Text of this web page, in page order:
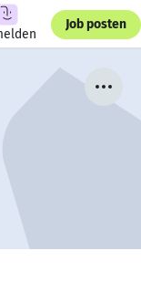
Job posten